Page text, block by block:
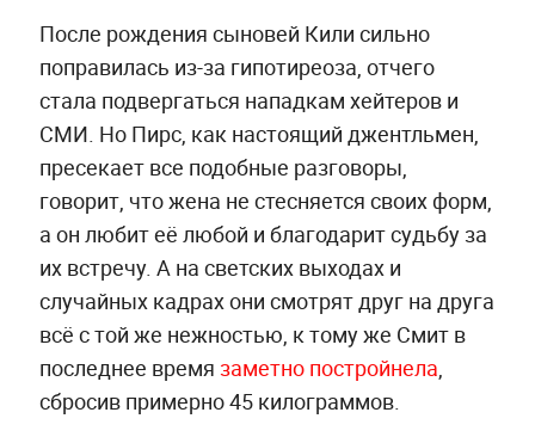
После рождения сыновей Кили сильно
поправилась из-за гипотиреоза, отчего
стала подвергаться нападкам хейтеров и
СМИ. Но Пирс, как настоящий джентльмен,
пресекает все подобные разговоры,
говорит, что жена не стесняется своих форм,
а он любит её любой и благодарит судьбу за
их встречу. А на светских выходах и
случайных кадрах они смотрят друг на друга
всё с той же нежностью, к тому же Смит в
последнее время заметно постройнела,
сбросив примерно 45 килограммов.